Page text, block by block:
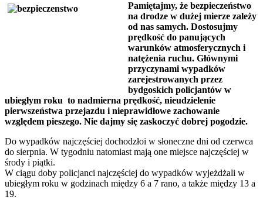
Pamiętajmy, że bezpieczeństwo
na drodze w dużej mierze zależy
od nas samych. Dostosujmy
prędkość do panujących
warunków atmosferycznych i
natężenia ruchu. Głównymi
przyczynami wypadków
zarejestrowanych przez
bydgoskich policjantów w
ubiegłym roku to nadmierna prędkość, nieudzielenie
pierwszeństwa przejazdu i nieprawidłowe zachowanie
względem pieszego. Nie dajmy się zaskoczyć dobrej pogodzie.
Do wypadków najczęściej dochodzłoi w słoneczne dni od czerwca
do sierpnia. W tygodniu natomiast mają one miejsce najczęściej w
środy i piątki.
W ciągu doby policjanci najczęściej do wypadków wyjeżdżali w
ubiegłym roku w godzinach między 6 a 7 rano, a także między 13 a
19.